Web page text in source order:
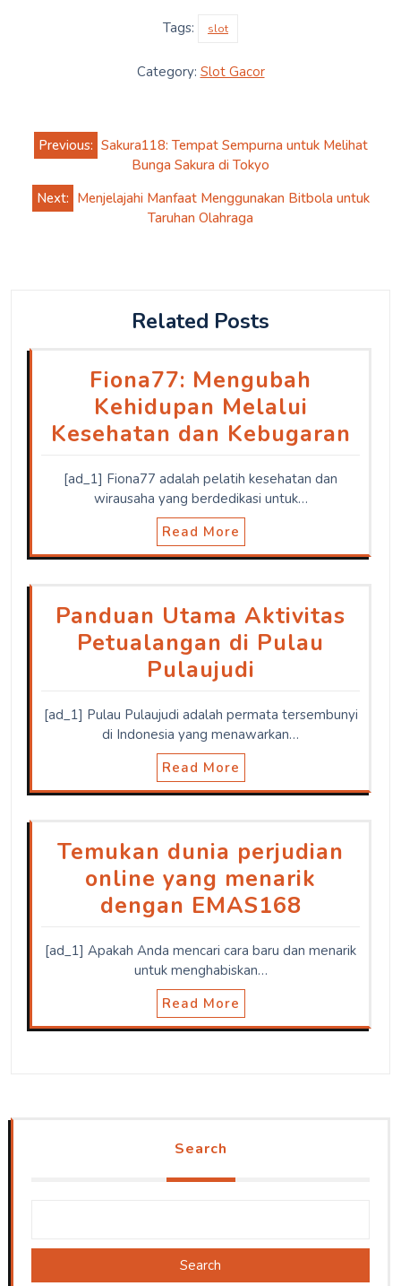
Tags: slot
Category: Slot Gacor
Post
navigation
Previous: Sakura118: Tempat Sempurna untuk Melihat
Bunga Sakura di Tokyo
Next: Menjelajahi Manfaat Menggunakan Bitbola untuk
Taruhan Olahraga
Related Posts
Fiona77: Mengubah
Kehidupan Melalui
Kesehatan dan Kebugaran
[ad_1] Fiona77 adalah pelatih kesehatan dan
wirausaha yang berdedikasi untuk…
Read More
Panduan Utama Aktivitas
Petualangan di Pulau
Pulaujudi
[ad_1] Pulau Pulaujudi adalah permata tersembunyi
di Indonesia yang menawarkan…
Read More
Temukan dunia perjudian
online yang menarik
dengan EMAS168
[ad_1] Apakah Anda mencari cara baru dan menarik
untuk menghabiskan…
Read More
Search
Search